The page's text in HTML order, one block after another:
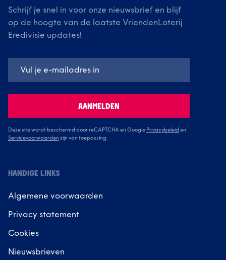
Schrijf je snel in voor onze nieuwsbrief en blijf
op de hoogte van de laatste VriendenLoterij
Eredivisie updates!
AANMELDEN
Deze site wordt beschermd door reCAPTCHA en Google Privacybeleid en
Servicevoorwaarden zijn van toepassing.
HANDIGE LINKS
Algemene voorwaarden
Privacy statement
Cookies
Nieuwsbrieven